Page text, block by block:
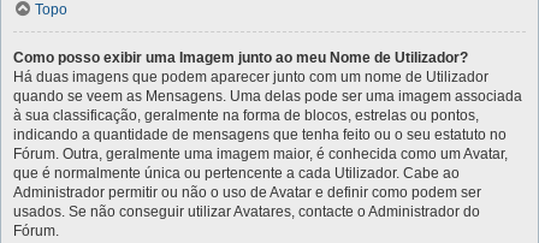
Topo
Como posso exibir uma Imagem junto ao meu Nome de Utilizador?
Há duas imagens que podem aparecer junto com um nome de Utilizador
quando se veem as Mensagens. Uma delas pode ser uma imagem associada
à sua classificação, geralmente na forma de blocos, estrelas ou pontos,
indicando a quantidade de mensagens que tenha feito ou o seu estatuto no
Fórum. Outra, geralmente uma imagem maior, é conhecida como um Avatar,
que é normalmente única ou pertencente a cada Utilizador. Cabe ao
Administrador permitir ou não o uso de Avatar e definir como podem ser
usados. Se não conseguir utilizar Avatares, contacte o Administrador do
Fórum.